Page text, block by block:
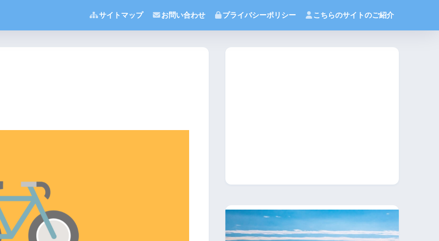
サイトマップ お問い合わせ プライバシーポリシー こちらのサイトのご紹介